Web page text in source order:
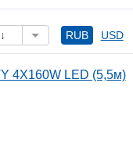
RUB USD
4X160W LED (5,5м)